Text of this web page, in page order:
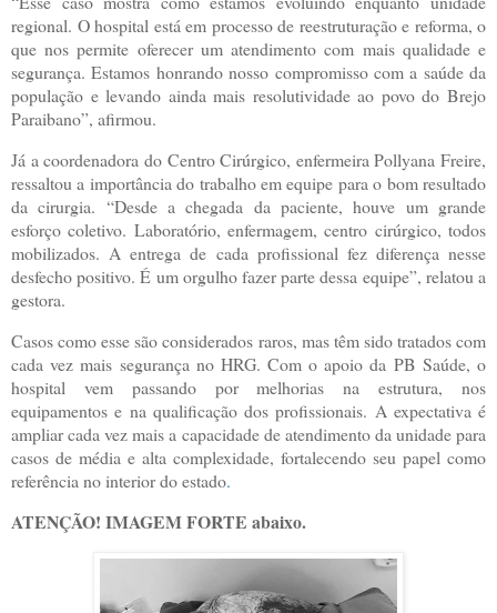
regional. O hospital está em processo de reestruturação e reforma, o
que nos permite oferecer um atendimento com mais qualidade e
segurança. Estamos honrando nosso compromisso com a saúde da
população e levando ainda mais resolutividade ao povo do Brejo
Paraibano”, afirmou.
Já a coordenadora do Centro Cirúrgico, enfermeira Pollyana Freire,
ressaltou a importância do trabalho em equipe para o bom resultado
da cirurgia. “Desde a chegada da paciente, houve um grande
esforço coletivo. Laboratório, enfermagem, centro cirúrgico, todos
mobilizados. A entrega de cada profissional fez diferença nesse
desfecho positivo. É um orgulho fazer parte dessa equipe”, relatou a
gestora.
Casos como esse são considerados raros, mas têm sido tratados com
cada vez mais segurança no HRG. Com o apoio da PB Saúde, o
hospital vem passando por melhorias na estrutura, nos
equipamentos e na qualificação dos profissionais. A expectativa é
ampliar cada vez mais a capacidade de atendimento da unidade para
casos de média e alta complexidade, fortalecendo seu papel como
referência no interior do estado.
ATENÇÃO! IMAGEM FORTE abaixo.